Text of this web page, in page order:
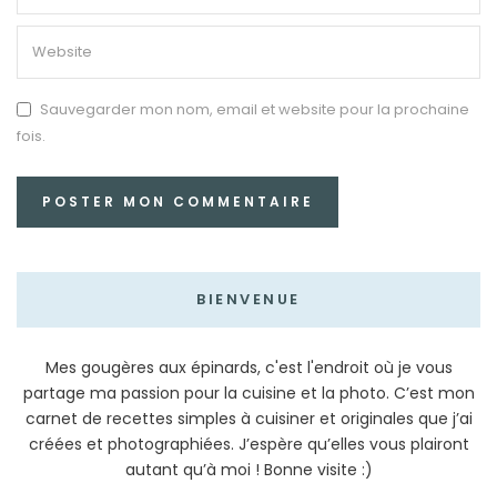
Sauvegarder mon nom, email et website pour la prochaine
fois.
BIENVENUE
Mes gougères aux épinards, c'est l'endroit où je vous
partage ma passion pour la cuisine et la photo. C’est mon
carnet de recettes simples à cuisiner et originales que j’ai
créées et photographiées. J’espère qu’elles vous plairont
autant qu’à moi ! Bonne visite :)